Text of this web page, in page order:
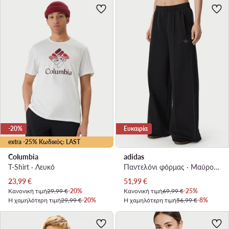
extra -25% Κωδικός: LAST
-20%
Columbia
T-Shirt · Λευκό
Τρέχουσα τιμή
23,99€
Κανονική τιμή29,99 €-20%
Η χαμηλότερη τιμή29,99 €-20%
Ευκαιρία
adidas
Παντελόνι φόρμας · Μαύρο · Relaxed Fit
Τρέχουσα τιμή
51,99€
Κανονική τιμή69,99 €-25%
Η χαμηλότερη τιμή56,99 €-8%